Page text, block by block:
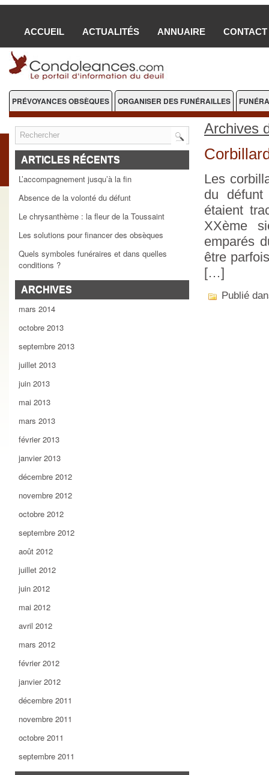
ACCUEIL ACTUALITÉS ANNUAIRE CONTACT
PRÉVOYANCES OBSÈQUES ORGANISER DES FUNÉRAILLES
ARTICLES RÉCENTS
L’accompagnement jusqu’à la fin
Absence de la volonté du défunt
Le chrysanthème : la fleur de la Toussaint
Les solutions pour financer des obsèques
Quels symboles funéraires et dans quelles
conditions ?
ARCHIVES
mars 2014
octobre 2013
septembre 2013
juillet 2013
juin 2013
mai 2013
mars 2013
février 2013
janvier 2013
décembre 2012
novembre 2012
octobre 2012
septembre 2012
août 2012
juillet 2012
juin 2012
mai 2012
avril 2012
mars 2012
février 2012
janvier 2012
décembre 2011
novembre 2011
octobre 2011
septembre 2011
Archives
Les
du défunt
étaient
XXème
emparés
être
[…]
Publié